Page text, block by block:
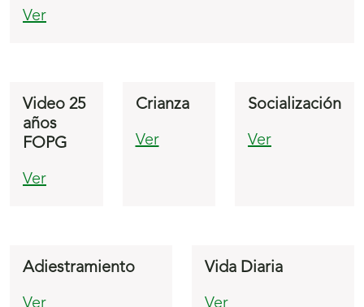
Ver
Video 25
años
FOPG
Ver
Crianza
Ver
Socialización
Ver
Adiestramiento Vida Diaria